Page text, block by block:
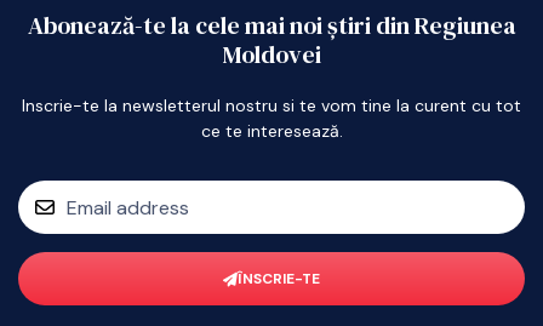
Abonează-te la cele mai noi știri din Regiunea
Moldovei
Inscrie-te la newsletterul nostru si te vom tine la curent cu tot
ce te interesează.
ÎNSCRIE-TE